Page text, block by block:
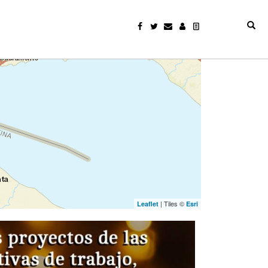
Leaflet | Tiles © Esri